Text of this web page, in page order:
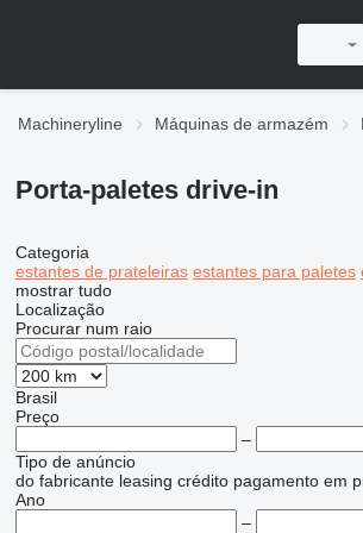
Machineryline Máquinas de armazém
Porta-paletes drive-in
Categoria
estantes de prateleiras estantes para paletes
mostrar tudo
Localização
Procurar num raio
Brasil
Preço
–
Tipo de anúncio
do fabricante leasing crédito pagamento em
Ano
–